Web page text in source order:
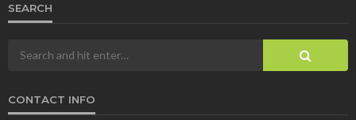
SEARCH
CONTACT INFO